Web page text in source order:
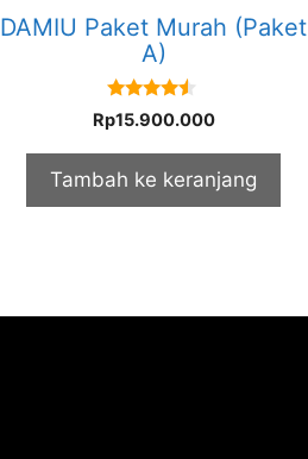
DAMIU Paket Murah (Paket
A)
4.33
out of 5
Rp15.900.000
Tambah ke keranjang